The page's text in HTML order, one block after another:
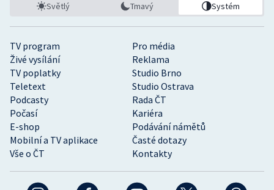
TV program
Pro média
Živé vysílání
Reklama
TV poplatky
Studio Brno
Teletext
Studio Ostrava
Podcasty
Rada ČT
Počasí
Kariéra
E-shop
Podávání námětů
Mobilní a TV aplikace
Časté dotazy
Vše o ČT
Kontakty
Světlý Tmavý Systém